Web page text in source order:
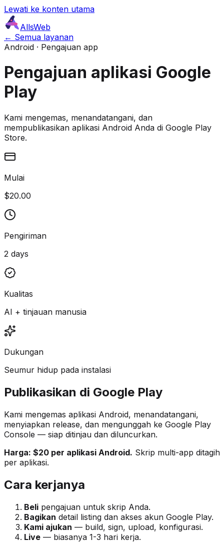
Lewati ke konten utama
AllsWeb
← Semua layanan
Android · Pengajuan app
Pengajuan aplikasi Google
Play
Kami mengemas, menandatangani, dan
mempublikasikan aplikasi Android Anda di Google Play
Store.
Mulai
$20.00
Pengiriman
2 days
Kualitas
AI + tinjauan manusia
Dukungan
Seumur hidup pada instalasi
Publikasikan di Google Play
Kami mengemas aplikasi Android, menandatangani,
menyiapkan release, dan mengunggah ke Google Play
Console — siap ditinjau dan diluncurkan.
Harga: $20 per aplikasi Android. Skrip multi-app ditagih
per aplikasi.
Cara kerjanya
Beli pengajuan untuk skrip Anda.
Bagikan detail listing dan akses akun Google Play.
Kami ajukan — build, sign, upload, konfigurasi.
Live — biasanya 1-3 hari kerja.